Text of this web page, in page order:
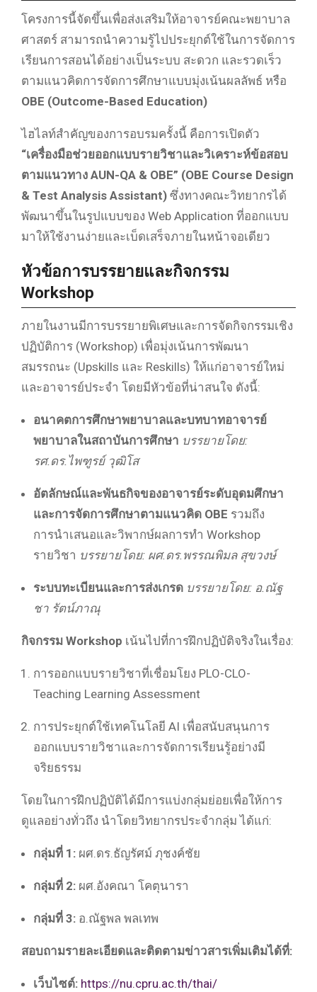
โครงการนี้จัดขึ้นเพื่อส่งเสริมให้อาจารย์คณะพยาบาล
ศาสตร์ สามารถนำความรู้ไปประยุกต์ใช้ในการจัดการ
เรียนการสอนได้อย่างเป็นระบบ สะดวก และรวดเร็ว
ตามแนวคิดการจัดการศึกษาแบบมุ่งเน้นผลลัพธ์ หรือ
OBE (Outcome-Based Education)
ไฮไลท์สำคัญของการอบรมครั้งนี้ คือการเปิดตัว
“เครื่องมือช่วยออกแบบรายวิชาและวิเคราะห์ข้อสอบ
ตามแนวทาง AUN-QA & OBE” (OBE Course Design
& Test Analysis Assistant) ซึ่งทางคณะวิทยากรได้
พัฒนาขึ้นในรูปแบบของ Web Application ที่ออกแบบ
มาให้ใช้งานง่ายและเบ็ดเสร็จภายในหน้าจอเดียว
หัวข้อการบรรยายและกิจกรรม
Workshop
ภายในงานมีการบรรยายพิเศษและการจัดกิจกรรมเชิง
ปฏิบัติการ (Workshop) เพื่อมุ่งเน้นการพัฒนา
สมรรถนะ (Upskills และ Reskills) ให้แก่อาจารย์ใหม่
และอาจารย์ประจำ โดยมีหัวข้อที่น่าสนใจ ดังนี้:
อนาคตการศึกษาพยาบาลและบทบาทอาจารย์
พยาบาลในสถาบันการศึกษา บรรยายโดย:
รศ.ดร.ไพฑูรย์ วุฒิโส
อัตลักษณ์และพันธกิจของอาจารย์ระดับอุดมศึกษา
และการจัดการศึกษาตามแนวคิด OBE รวมถึง
การนำเสนอและวิพากษ์ผลการทำ Workshop
รายวิชา บรรยายโดย: ผศ.ดร.พรรณพิมล สุขวงษ์
ระบบทะเบียนและการส่งเกรด บรรยายโดย: อ.ณัฐ
ชา รัตน์ภาณุ
กิจกรรม Workshop เน้นไปที่การฝึกปฏิบัติจริงในเรื่อง:
การออกแบบรายวิชาที่เชื่อมโยง PLO-CLO-
Teaching Learning Assessment
การประยุกต์ใช้เทคโนโลยี AI เพื่อสนับสนุนการ
ออกแบบรายวิชาและการจัดการเรียนรู้อย่างมี
จริยธรรม
โดยในการฝึกปฏิบัติได้มีการแบ่งกลุ่มย่อยเพื่อให้การ
ดูแลอย่างทั่วถึง นำโดยวิทยากรประจำกลุ่ม ได้แก่:
กลุ่มที่ 1: ผศ.ดร.ธัญรัศม์ ภุชงค์ชัย
กลุ่มที่ 2: ผศ.อังคณา โคตุนารา
กลุ่มที่ 3: อ.ณัฐพล พลเทพ
สอบถามรายละเอียดและติดตามข่าวสารเพิ่มเติมได้ที่:
เว็บไซต์: https://nu.cpru.ac.th/thai/